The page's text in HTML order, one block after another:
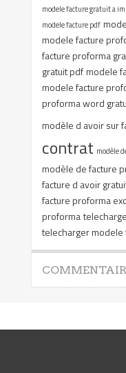
modele facture gratuit a
modele facture pdf
modele facture
facture proforma
gratuit pdf modele
modele facture
proforma word
modèle d avoir sur
contrat modèle
modèle de facture
facture d avoir
facture proforma
proforma
telecharger